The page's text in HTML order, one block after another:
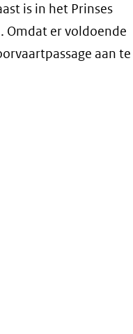
is in het Prinses
Omdat er voldoende
aan te